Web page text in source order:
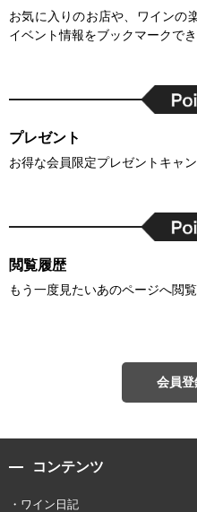
お気に入りのお店や、ワインの
イベント情報をブックマークでき
プレゼント
お得な会員限定プレゼントキャ
閲覧履歴
もう一度見たいあのページへ閲
会員
コンテンツ
ワイン日記